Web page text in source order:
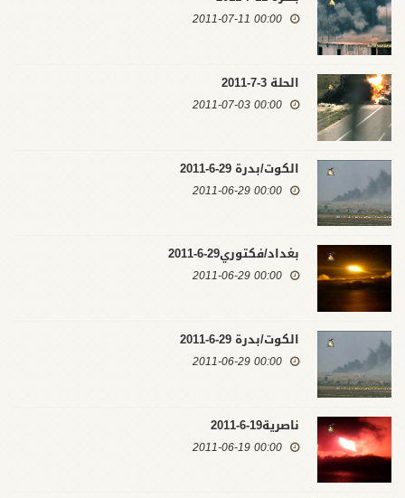
00:00 2011-07-11
الحلة 3-7-2011
00:00 2011-07-03
الكوت/بدرة 29-6-2011
00:00 2011-06-29
بغداد/فكتوري29-6-2011
00:00 2011-06-29
الكوت/بدرة 29-6-2011
00:00 2011-06-29
ناصرية19-6-2011
00:00 2011-06-19